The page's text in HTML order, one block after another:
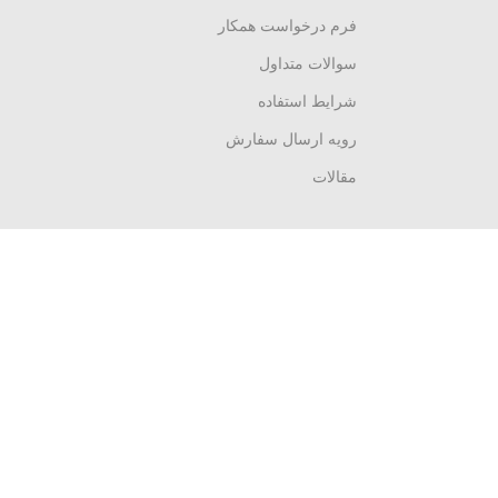
فرم درخواست همکار
سوالات متداول
شرایط استفاده
رویه ارسال سفارش
مقالات